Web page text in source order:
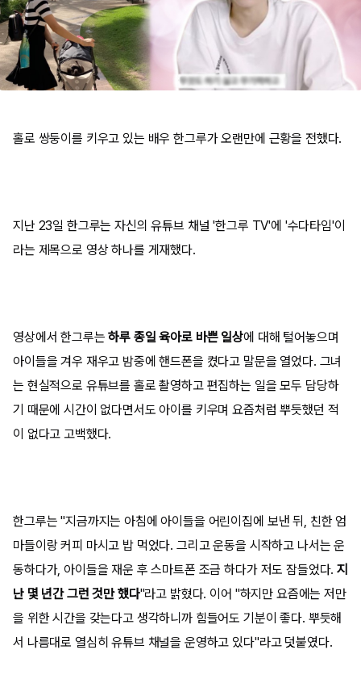
홀로 쌍둥이를 키우고 있는 배우 한그루가 오랜만에 근황을 전했다.
지난 23일 한그루는 자신의 유튜브 채널 '한그루 TV'에 '수다타임'이
라는 제목으로 영상 하나를 게재했다.
영상에서 한그루는하루 종일 육아로 바쁜 일상에 대해 털어놓으며
아이들을 겨우 재우고 밤중에 핸드폰을 켰다고 말문을 열었다. 그녀
는 현실적으로 유튜브를 홀로 촬영하고 편집하는 일을 모두 담당하
기 때문에 시간이 없다면서도 아이를 키우며 요즘처럼 뿌듯했던 적
이 없다고 고백했다.
한그루는 "지금까지는 아침에 아이들을 어린이집에 보낸 뒤, 친한 엄
마들이랑 커피 마시고 밥 먹었다. 그리고 운동을 시작하고 나서는 운
동하다가, 아이들을 재운 후 스마트폰 조금 하다가 저도 잠들었다.지
난 몇 년간 그런 것만 했다"라고 밝혔다. 이어 "하지만 요즘에는 저만
을 위한 시간을 갖는다고 생각하니까 힘들어도 기분이 좋다. 뿌듯해
서 나름대로 열심히 유튜브 채널을 운영하고 있다"라고 덧붙였다.